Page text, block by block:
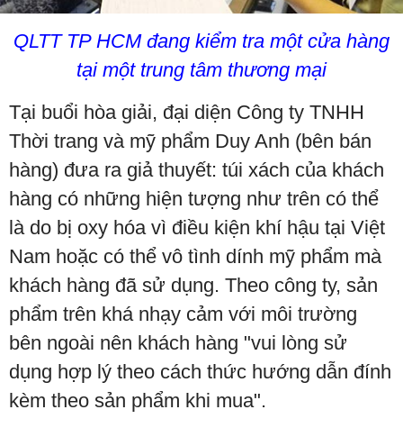
QLTT TP HCM đang kiểm tra một cửa hàng
tại một trung tâm thương mại
Tại buổi hòa giải, đại diện Công ty TNHH
Thời trang và mỹ phẩm Duy Anh (bên bán
hàng) đưa ra giả thuyết: túi xách của khách
hàng có những hiện tượng như trên có thể
là do bị oxy hóa vì điều kiện khí hậu tại Việt
Nam hoặc có thể vô tình dính mỹ phẩm mà
khách hàng đã sử dụng. Theo công ty, sản
phẩm trên khá nhạy cảm với môi trường
bên ngoài nên khách hàng "vui lòng sử
dụng hợp lý theo cách thức hướng dẫn đính
kèm theo sản phẩm khi mua".